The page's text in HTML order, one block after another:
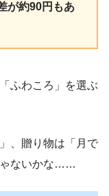
が約90円もあ
ふわころ」を選ぶ
、贈り物は「月で
ゃないかな……